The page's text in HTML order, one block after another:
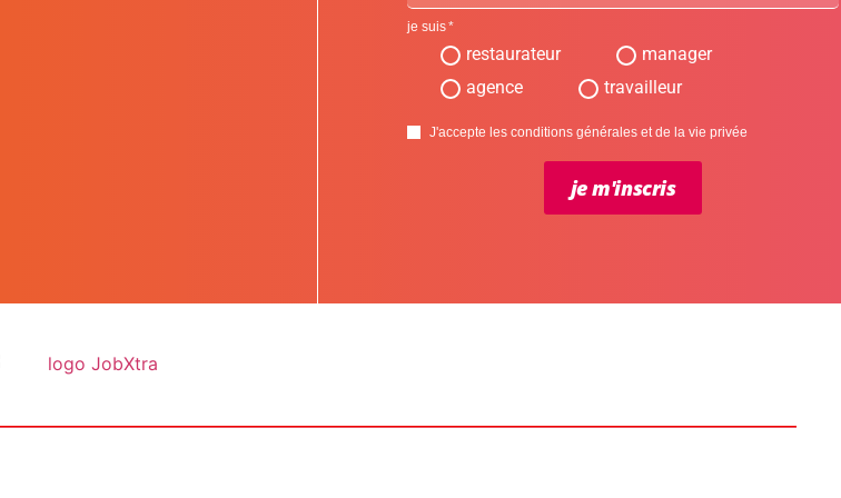
je suis
restaurateur
manager
agence
travailleur
J'accepte les conditions générales et de la vie privée
je m'inscris